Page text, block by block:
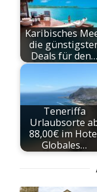
Karibisches
die
Deals für den…
Teneriffa
Urlaubsorte
88,00€ im
Globales…